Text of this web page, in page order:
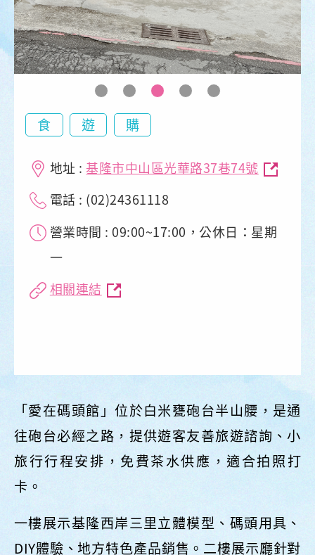
食 遊 購
地址 : 基隆市中山區光華路37巷74號
電話 : (02)24361118
營業時間 : 09:00~17:00，公休日：星期
一
相關連結
「愛在碼頭館」位於白米甕砲台半山腰，是通
往砲台必經之路，提供遊客友善旅遊諮詢、小
旅行行程安排，免費茶水供應，適合拍照打
卡。
一樓展示基隆西岸三里立體模型、碼頭用具、
DIY體驗、地方特色產品銷售。二樓展示廳針對